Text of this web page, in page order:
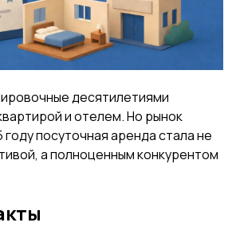
десятилетиями
и отелем. Но рынок
посуточная аренда стала не
а полноценным конкурентом